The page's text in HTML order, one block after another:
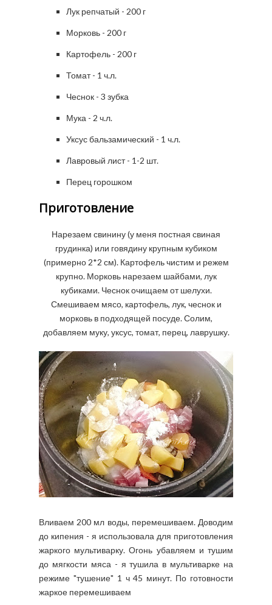
Лук репчатый - 200 г
Морковь - 200 г
Картофель - 200 г
Томат - 1 ч.л.
Чеснок - 3 зубка
Мука - 2 ч.л.
Уксус бальзамический - 1 ч.л.
Лавровый лист - 1-2 шт.
Перец горошком
Приготовление
Нарезаем свинину (у меня постная свиная
грудинка) или говядину крупным кубиком
(примерно 2*2 см). Картофель чистим и режем
крупно. Морковь нарезаем шайбами, лук
кубиками. Чеснок очищаем от шелухи.
Смешиваем мясо, картофель, лук, чеснок и
морковь в подходящей посуде. Солим,
добавляем муку, уксус, томат, перец, лаврушку.
Вливаем 200 мл воды, перемешиваем. Доводим
до кипения - я использовала для приготовления
жаркого мультиварку. Огонь убавляем и тушим
до мягкости мяса - я тушила в мультиварке на
режиме "тушение" 1 ч 45 минут. По готовности
жаркое перемешиваем